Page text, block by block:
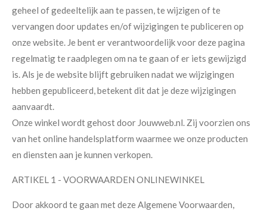
geheel of gedeeltelijk aan te passen, te wijzigen of te
vervangen door updates en/of wijzigingen te publiceren op
onze website. Je bent er verantwoordelijk voor deze pagina
regelmatig te raadplegen om na te gaan of er iets gewijzigd
is. Als je de website blijft gebruiken nadat we wijzigingen
hebben gepubliceerd, betekent dit dat je deze wijzigingen
aanvaardt.
Onze winkel wordt gehost door Jouwweb.nl. Zij voorzien ons
van het online handelsplatform waarmee we onze producten
en diensten aan je kunnen verkopen.
ARTIKEL 1 - VOORWAARDEN ONLINEWINKEL
Door akkoord te gaan met deze Algemene Voorwaarden,